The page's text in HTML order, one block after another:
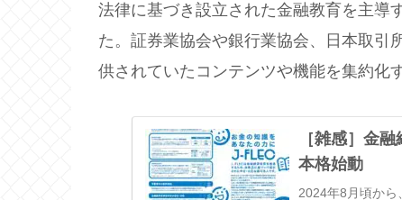
法律に基づき設立された金融教育を主導
た。証券業協会や銀行業協会、日本取引
供されていたコンテンツや機能を集約化
［雑感］金
本格始動
2024年8月頃から